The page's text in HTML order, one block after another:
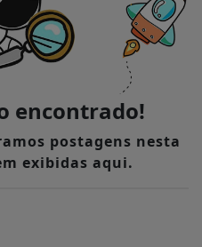
encontrado!
postagens nesta
exibidas aqui.